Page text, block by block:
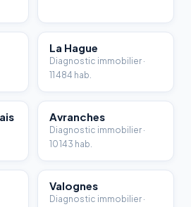
La Hague
Diagnostic immobilier ·
11 484 hab.
Avranches
Diagnostic immobilier ·
10 143 hab.
Valognes
Diagnostic immobilier ·